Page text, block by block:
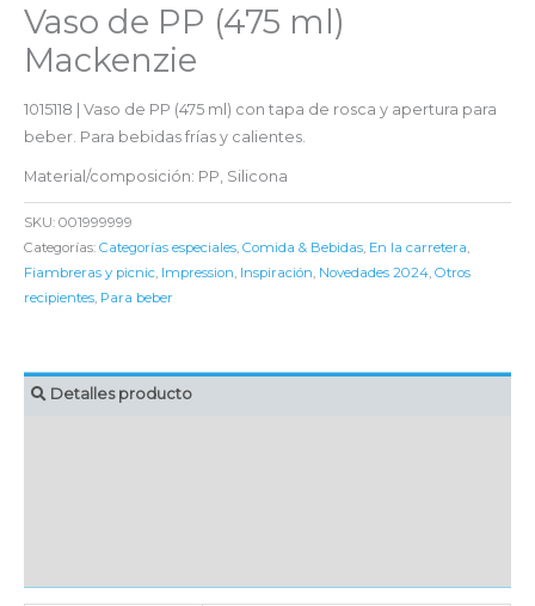
Vaso de PP (475 ml)
Mackenzie
1015118 | Vaso de PP (475 ml) con tapa de rosca y apertura para
beber. Para bebidas frías y calientes.
Material/composición: PP, Silicona
SKU: 001999999
Categorías: Categorías especiales, Comida & Bebidas, En la carretera,
Fiambreras y picnic, Impression, Inspiración, Novedades 2024, Otros
recipientes, Para beber
Detalles producto